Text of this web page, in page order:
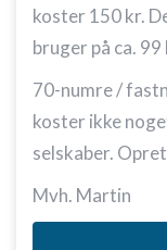
koster 150 kr.
bruger på ca. 99
70-numre /
koster ikke
selskaber.
Mvh. Martin